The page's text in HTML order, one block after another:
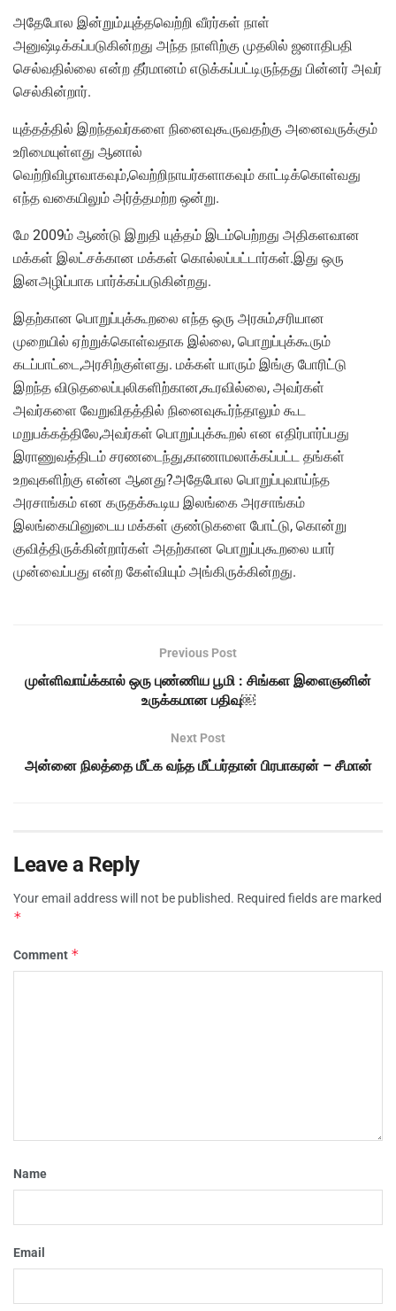
அதேபோல இன்றும்,யுத்தவெற்றி வீரர்கள் நாள்
அனுஷ்டிக்கப்படுகின்றது அந்த நாளிற்கு முதலில் ஜனாதிபதி
செல்வதில்லை என்ற தீர்மானம் எடுக்கப்பட்டிருந்தது பின்னர் அவர்
செல்கின்றார்.
யுத்தத்தில் இறந்தவர்களை நினைவுகூருவதற்கு அனைவருக்கும்
உரிமையுள்ளது ஆனால்
வெற்றிவிழாவாகவும்,வெற்றிநாயர்களாகவும் காட்டிக்கொள்வது
எந்த வகையிலும் அர்த்தமற்ற ஒன்று.
மே 2009ம் ஆண்டு இறுதி யுத்தம் இடம்பெற்றது அதிகளவான
மக்கள் இலட்சக்கான மக்கள் கொல்லப்பட்டார்கள்.இது ஒரு
இனஅழிப்பாக பார்க்கப்படுகின்றது.
இதற்கான பொறுப்புக்கூறலை எந்த ஒரு அரசும்,சரியான
முறையில் ஏற்றுக்கொள்வதாக இல்லை, பொறுப்புக்கூரும்
கடப்பாட்டை,அரசிற்குள்ளது. மக்கள் யாரும் இங்கு போரிட்டு
இறந்த விடுதலைப்புலிகளிற்கான,கூரவில்லை, அவர்கள்
அவர்களை வேறுவிதத்தில் நினைவுகூர்ந்தாலும் கூட
மறுபக்கத்திலே,அவர்கள் பொறுப்புக்கூறல் என எதிர்பார்ப்பது
இராணுவத்திடம் சரணடைந்து,காணாமலாக்கப்பட்ட தங்கள்
உறவுகளிற்கு என்ன ஆனது?அதேபோல பொறுப்புவாய்ந்த
அரசாங்கம் என கருதக்கூடிய இலங்கை அரசாங்கம்
இலங்கையினுடைய மக்கள் குண்டுகளை போட்டு, கொன்று
குவித்திருக்கின்றார்கள் அதற்கான பொறுப்புகூறலை யார்
முன்வைப்பது என்ற கேள்வியும் அங்கிருக்கின்றது.
Previous Post
முள்ளிவாய்க்கால் ஒரு புண்ணிய பூமி : சிங்கள இளைஞனின்
உருக்கமான பதிவு￼
Next Post
அன்னை நிலத்தை மீட்க வந்த மீட்பர்தான் பிரபாகரன் – சீமான்
Leave a Reply
Your email address will not be published. Required fields are marked
*
Comment *
Name
Email